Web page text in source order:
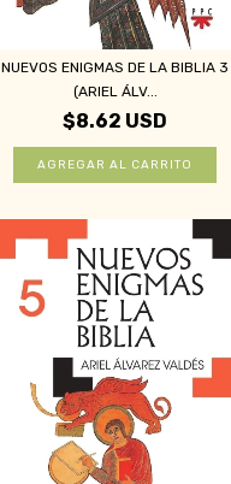
NUEVOS ENIGMAS DE LA BIBLIA 3
(ARIEL ÁLV...
$8.62 USD